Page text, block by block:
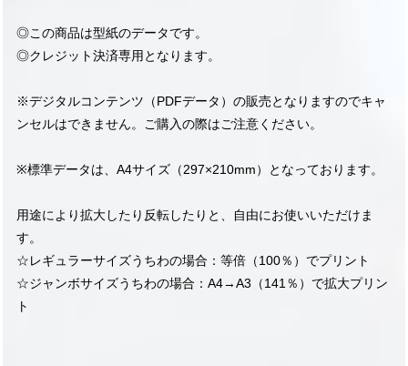
◎この商品は型紙のデータです。
◎クレジット決済専用となります。
※デジタルコンテンツ（PDFデータ）の販売となりますのでキャ
ンセルはできません。ご購入の際はご注意ください。
※標準データは、A4サイズ（297×210mm）となっております。
用途により拡大したり反転したりと、自由にお使いいただけま
す。
☆レギュラーサイズうちわの場合：等倍（100％）でプリント
☆ジャンボサイズうちわの場合：A4→A3（141％）で拡大プリン
ト